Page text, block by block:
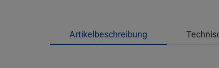
Artikelbeschreibung